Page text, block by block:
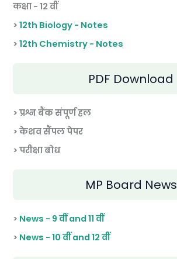
कक्षा - 12 वीं
>12th Biology - Notes
>12th Chemistry - Notes
PDF Download
> प्रश्न बैंक संपूर्ण हल
> केशव सैंपल पेपर
> परीक्षा बोध
MP Board News
> News - 9 वीं and 11 वीं
> News - 10 वीं and 12 वीं